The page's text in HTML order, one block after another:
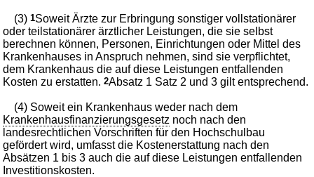
(3)1Soweit Ärzte zur Erbringung sonstiger vollstationärer
oder teilstationärer ärztlicher Leistungen, die sie selbst
berechnen können, Personen, Einrichtungen oder Mittel des
Krankenhauses in Anspruch nehmen, sind sie verpflichtet,
dem Krankenhaus die auf diese Leistungen entfallenden
Kosten zu erstatten.2Absatz 1 Satz 2 und 3 gilt entsprechend.
(4) Soweit ein Krankenhaus weder nach dem
Krankenhausfinanzierungsgesetz noch nach den
landesrechtlichen Vorschriften für den Hochschulbau
gefördert wird, umfasst die Kostenerstattung nach den
Absätzen 1 bis 3 auch die auf diese Leistungen entfallenden
Investitionskosten.